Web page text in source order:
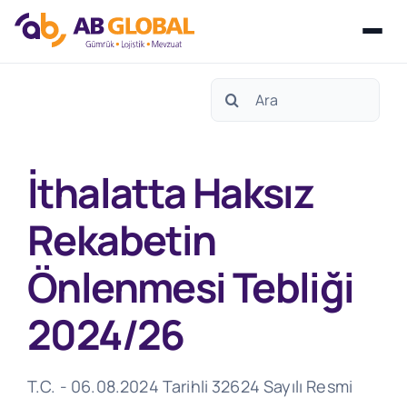
Search
İthalatta Haksız
Rekabetin
Önlenmesi Tebliği
2024/26
T.C. - 06.08.2024 Tarihli 32624 Sayılı Resmi